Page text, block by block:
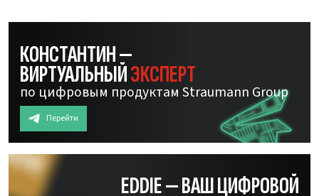
КОНСТАНТИН —
ВИРТУАЛЬНЫЙЭКСПЕРТ
по цифровым продуктам Straumann Group
Перейти
EDDIE — ВАШ ЦИФРОВОЙ